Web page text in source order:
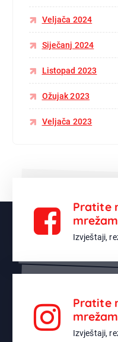
Veljača 2024
Siječanj 2024
Listopad 2023
Ožujak 2023
Veljača 2023
Pratite
Izvještaji,
Pratite
Izvještaji,